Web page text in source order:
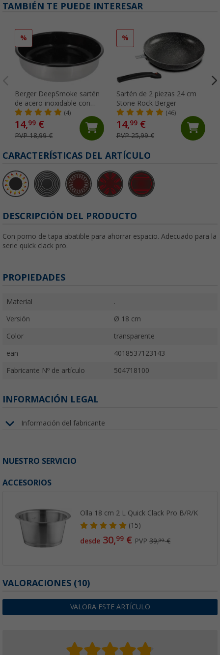
TAMBIÉN TE PUEDE INTERESAR
%
Berger DeepSmoke sartén
de acero inoxidable con
revestimiento cerámico Ø
22 cm
(4)
14,99 €
PVP 18,99 €
%
Sartén de 2 piezas 24 cm
Stone Rock Berger
(46)
14,99€
PVP 25,99 €
CARACTERÍSTICAS DEL ARTÍCULO
DESCRIPCIÓN DEL PRODUCTO
Con pomo de tapa abatible para ahorrar espacio. Adecuado para la
serie quick clack pro.
PROPIEDADES
Material .
Versión Ø 18 cm
Color transparente
ean 4018537123143
Fabricante Nº de artículo 504718100
INFORMACIÓN LEGAL
Información del fabricante
NUESTRO SERVICIO
ACCESORIOS
Olla 18 cm 2 L Quick Clack Pro B/R/K
(15)
desde 30,99 € PVP39,99€
VALORACIONES (10)
VALORA ESTE ARTÍCULO